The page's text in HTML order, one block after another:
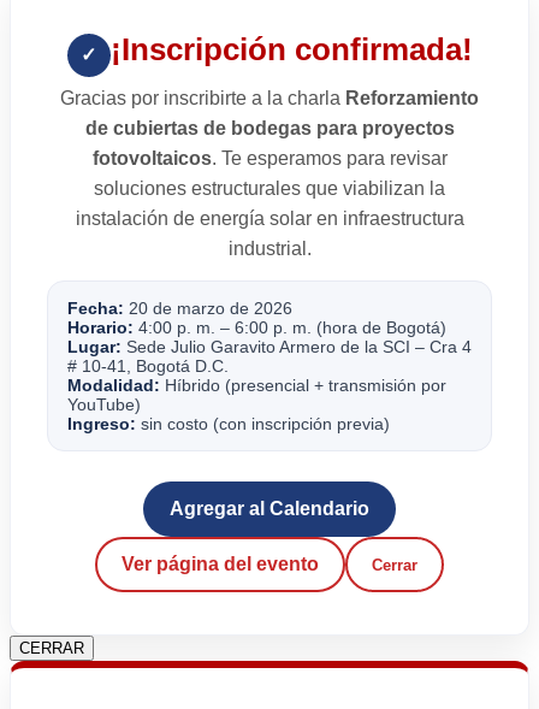
✓ ¡Inscripción confirmada!
Gracias por inscribirte a la charla Reforzamiento
de cubiertas de bodegas para proyectos
fotovoltaicos. Te esperamos para revisar
soluciones estructurales que viabilizan la
instalación de energía solar en infraestructura
industrial.
Fecha: 20 de marzo de 2026
Horario: 4:00 p. m. – 6:00 p. m. (hora de Bogotá)
Lugar: Sede Julio Garavito Armero de la SCI – Cra 4
# 10-41, Bogotá D.C.
Modalidad: Híbrido (presencial + transmisión por
YouTube)
Ingreso: sin costo (con inscripción previa)
Agregar al Calendario
Ver página del evento Cerrar
CERRAR